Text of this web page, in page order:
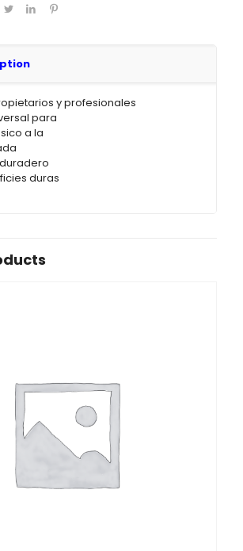
y profesionales
para
a la
duradero
duras